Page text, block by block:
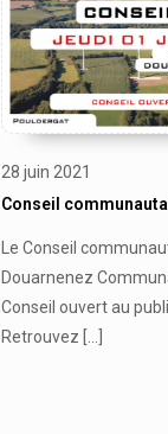
28 juin 2021
Conseil
Le Conseil
Douarnenez
Conseil ouvert au
Retrouvez